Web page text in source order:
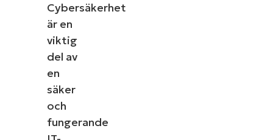
Cybersäkerhet
är en
viktig
del av
en
säker
och
fungerande